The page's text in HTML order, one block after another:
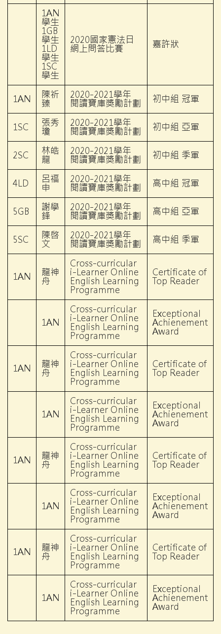
1AN
學生
1GB
學生
1LD
學生
1SC
學生
2020國家憲法日
網上問答比賽 嘉許狀
1AN 陳祈
臻
2020-2021學年
閱讀寶庫獎勵計劃 初中組 冠軍
1SC 張秀
瓊
2020-2021學年
閱讀寶庫獎勵計劃 初中組 亞軍
2SC 林皓
龍
2020-2021學年
閱讀寶庫獎勵計劃 初中組 季軍
4LD 呂福
申
2020-2021學年
閱讀寶庫獎勵計劃 高中組 冠軍
5GB 謝學
鋒
2020-2021學年
閱讀寶庫獎勵計劃 高中組 亞軍
5SC 陳啓
文
2020-2021學年
閱讀寶庫獎勵計劃 高中組 季軍
1AN 龍神
舟
Cross-curricular
i-Learner Online
English Learning
Programme
Certificate of
Top Reader
1AN
Cross-curricular
i-Learner Online
English Learning
Programme
Exceptional
Achienement
Award
1AN 龍神
舟
Cross-curricular
i-Learner Online
English Learning
Programme
Certificate of
Top Reader
1AN
Cross-curricular
i-Learner Online
English Learning
Programme
Exceptional
Achienement
Award
1AN 龍神
舟
Cross-curricular
i-Learner Online
English Learning
Programme
Certificate of
Top Reader
1AN
Cross-curricular
i-Learner Online
English Learning
Programme
Exceptional
Achienement
Award
1AN 龍神
舟
Cross-curricular
i-Learner Online
English Learning
Programme
Certificate of
Top Reader
1AN
Cross-curricular
i-Learner Online
English Learning
Programme
Exceptional
Achienement
Award